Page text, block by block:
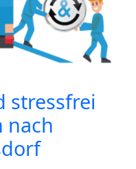
stressfrei
nach